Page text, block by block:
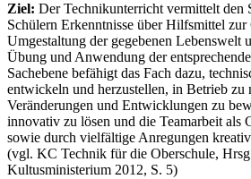
Ziel: Der Technikunterricht vermittelt den
Schülern Erkenntnisse über Hilfsmittel zur
Umgestaltung der gegebenen Lebenswelt
Übung und Anwendung der
Sachebene befähigt das Fach dazu,
entwickeln und herzustellen, in Betrieb zu
Veränderungen und Entwicklungen zu
innovativ zu lösen und die Teamarbeit als
sowie durch vielfältige Anregungen
(vgl. KC Technik für die Oberschule,
Kultusministerium 2012, S. 5)